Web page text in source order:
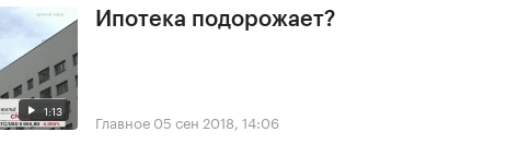
1:13
Ипотека подорожает?
Главное 05 сен 2018, 14:06